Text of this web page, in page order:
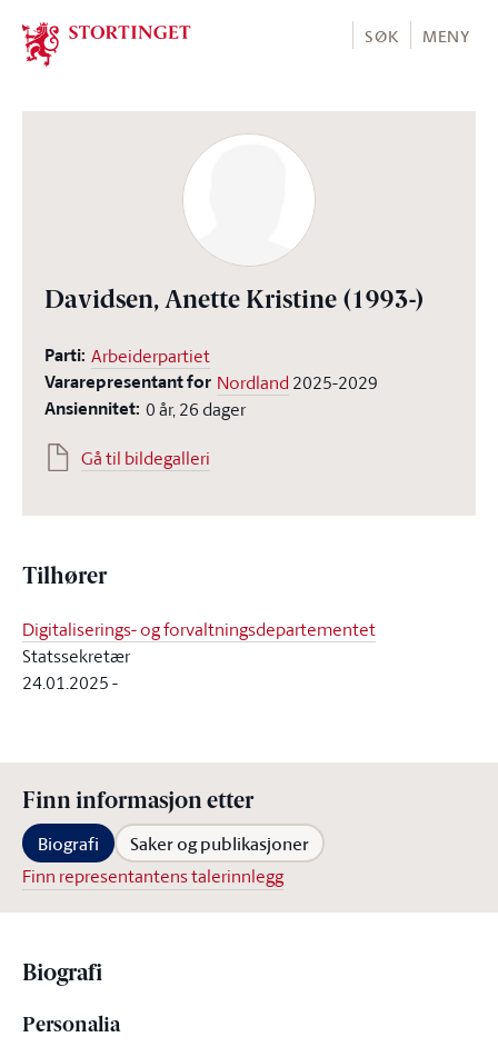
Stortinget.no
SØK MENY
Davidsen, Anette Kristine (1993-)
Parti: Arbeiderpartiet
Vararepresentant for Nordland 2025-2029
Ansiennitet: 0 år, 26 dager
Gå til bildegalleri
Tilhører
Digitaliserings- og forvaltningsdepartementet
Statssekretær
24.01.2025-
Finn informasjon etter
Biografi Saker og publikasjoner
Finn representantens talerinnlegg
Biografi
Personalia